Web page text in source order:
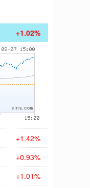
+1.02%
+1.42%
+0.93%
+1.01%